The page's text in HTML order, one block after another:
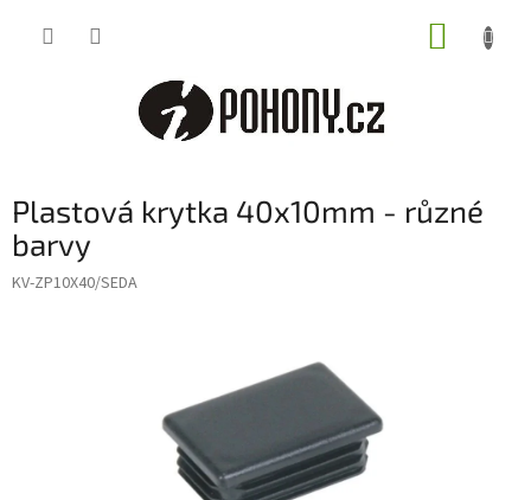
Plastová krytka 40x10mm - různé
barvy
KV-ZP10X40/SEDA